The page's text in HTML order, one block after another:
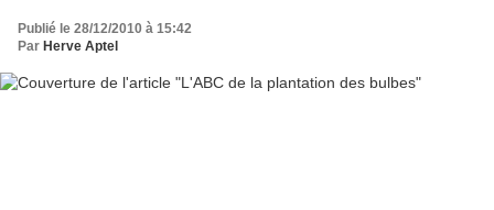
Publié le 28/12/2010 à 15:42
Par Herve Aptel